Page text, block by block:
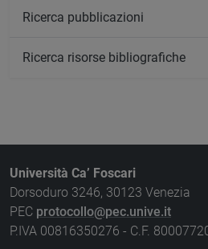
Ricerca pubblicazioni
Ricerca risorse bibliografiche
Università Ca’ Foscari
Dorsoduro 3246, 30123 Venezia
PEC protocollo@pec.unive.it
P.IVA 00816350276 - C.F.